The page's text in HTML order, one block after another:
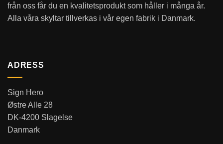
från oss får du en kvalitetsprodukt som håller i många år.
Alla våra skyltar tillverkas i vår egen fabrik i Danmark.
ADRESS
Sign Hero
Østre Alle 28
DK-4200 Slagelse
Danmark